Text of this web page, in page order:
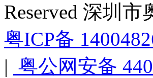
Reserved 深圳
粤ICP备
| 粤公网安备